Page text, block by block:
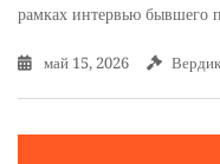
рамках интервью бывшего
май 15, 2026